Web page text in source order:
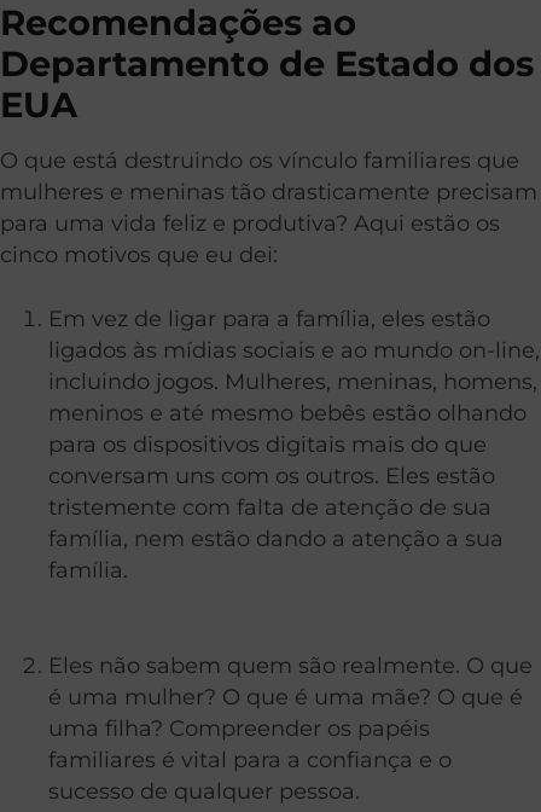
Recomendações ao
Departamento de Estado dos
EUA
O que está destruindo os vínculo familiares que
mulheres e meninas tão drasticamente precisam
para uma vida feliz e produtiva? Aqui estão os
cinco motivos que eu dei:
Em vez de ligar para a família, eles estão
ligados às mídias sociais e ao mundo on-line,
incluindo jogos. Mulheres, meninas, homens,
meninos e até mesmo bebês estão olhando
para os dispositivos digitais mais do que
conversam uns com os outros. Eles estão
tristemente com falta de atenção de sua
família, nem estão dando a atenção a sua
família.
Eles não sabem quem são realmente. O que
é uma mulher? O que é uma mãe? O que é
uma filha? Compreender os papéis
familiares é vital para a confiança e o
sucesso de qualquer pessoa.